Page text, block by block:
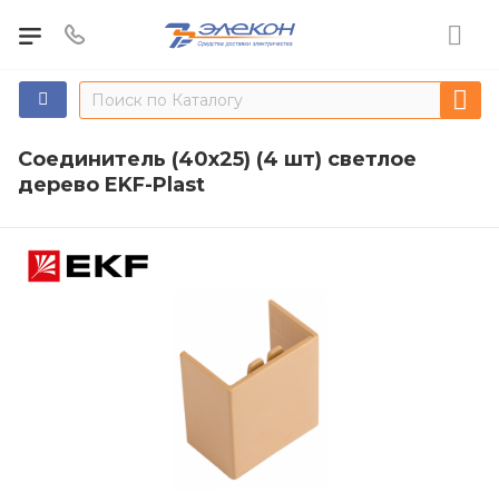
Соединитель (40х25) (4 шт) светлое
дерево EKF-Plast